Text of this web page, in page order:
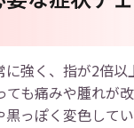
に強く、指が2倍以
ても痛みや腫れが
黒っぽく変色して